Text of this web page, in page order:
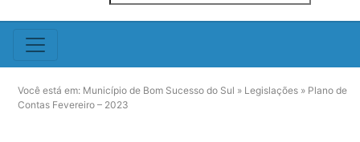
Você está em: Município de Bom Sucesso do Sul » Legislações » Plano de
Contas Fevereiro – 2023